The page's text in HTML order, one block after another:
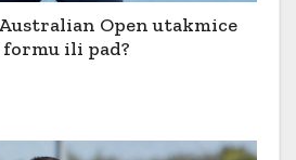
Open utakmice
ili pad?